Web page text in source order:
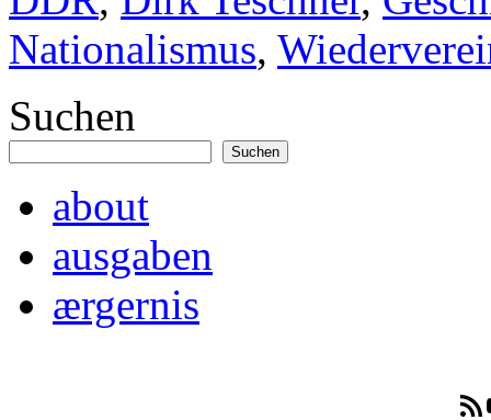
Nationalismus,
Suchen
Suchen
about
ausgaben
ærgernis
RSS-